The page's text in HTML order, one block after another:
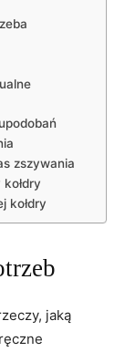
zszywania
kołdry
jaką